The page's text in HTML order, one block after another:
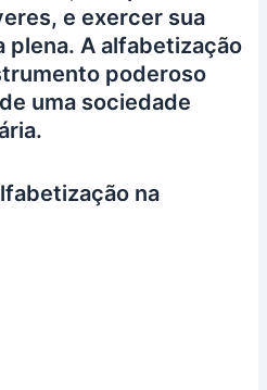
e exercer sua
plena. A alfabetização
poderoso
uma sociedade
na